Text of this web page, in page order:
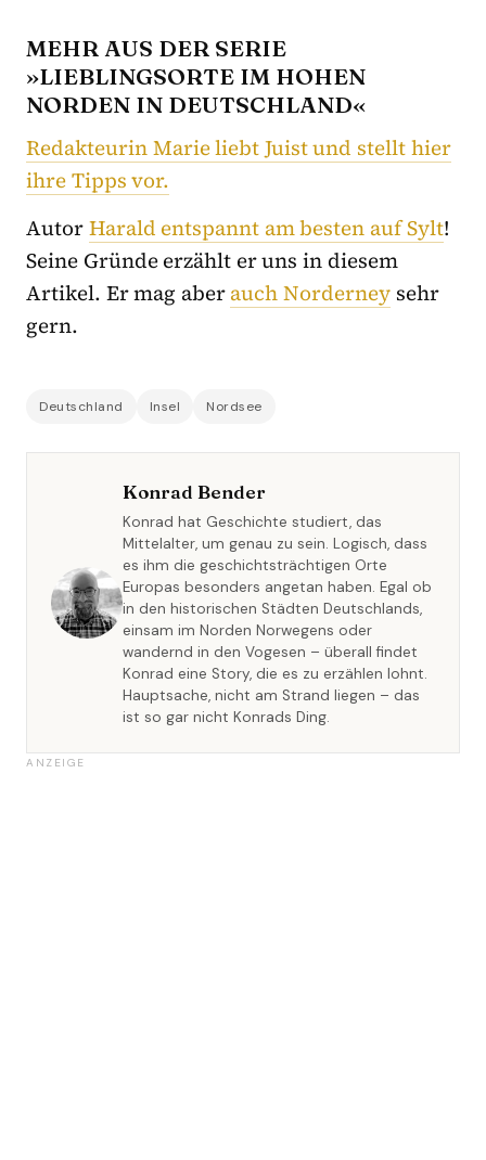
MEHR AUS DER SERIE
»LIEBLINGSORTE IM HOHEN
NORDEN IN DEUTSCHLAND«
Redakteurin Marie liebt Juist und stellt hier
ihre Tipps vor.
AutorHarald entspannt am besten auf Sylt!
Seine Gründe erzählt er uns in diesem
Artikel. Er mag aberauch Norderney sehr
gern.
Deutschland Insel Nordsee
Konrad Bender
Konrad hat Geschichte studiert, das
Mittelalter, um genau zu sein. Logisch, dass
es ihm die geschichtsträchtigen Orte
Europas besonders angetan haben. Egal ob
in den historischen Städten Deutschlands,
einsam im Norden Norwegens oder
wandernd in den Vogesen – überall findet
Konrad eine Story, die es zu erzählen lohnt.
Hauptsache, nicht am Strand liegen – das
ist so gar nicht Konrads Ding.
ANZEIGE